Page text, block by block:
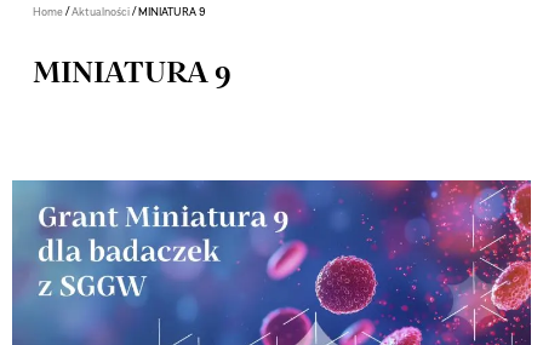
Home/Aktualności/MINIATURA 9
MINIATURA 9